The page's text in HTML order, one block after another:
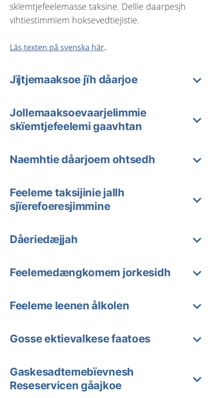
skïemtjefeelemasse taksine. Dellie daarpesjh
vihtiestimmiem hoksevedtiejistie.
Läs texten på svenska här.
Jïjtjemaaksoe jïh dåarjoe
Jollemaaksoevaarjelimmie
skïemtjefeelemi gaavhtan
Naemhtie dåarjoem ohtsedh
Feeleme taksijinie jallh
sjïerefoeresjimmine
Dåeriedæjjah
Feelemedængkomem jorkesidh
Feeleme leenen ålkolen
Gosse ektievalkese faatoes
Gaskesadtemebïevnesh
Reseservicen gåajkoe